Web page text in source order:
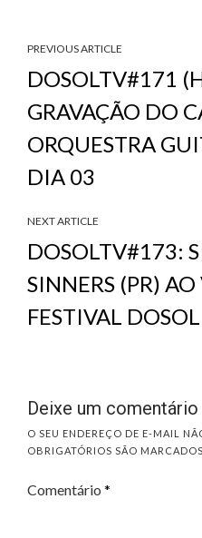
PREVIOUS ARTICLE
DOSOLTV#171
GRAVAÇÃO DO
ORQUESTRA
DIA 03
NEXT ARTICLE
DOSOLTV#173:
SINNERS (PR)
FESTIVAL
Deixe um comentário
O SEU ENDEREÇO DE E-MAIL
OBRIGATÓRIOS SÃO
Comentário *